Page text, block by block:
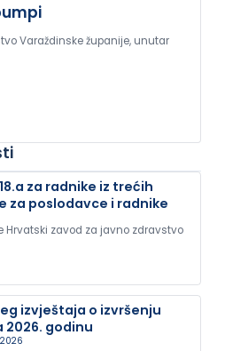
Varaždinske županije, unutar
za radnike iz trećih
za poslodavce i radnike
Hrvatski zavod za javno zdravstvo
izvještaja o izvršenju
2026. godinu